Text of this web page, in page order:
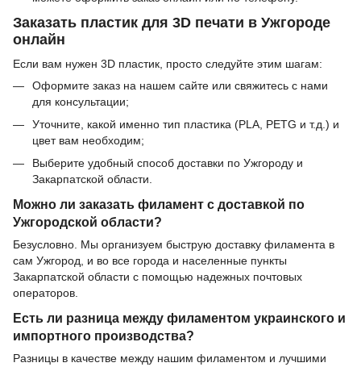
Заказать пластик для 3D печати в Ужгороде
онлайн
Если вам нужен 3D пластик, просто следуйте этим шагам:
Оформите заказ на нашем сайте или свяжитесь с нами
для консультации;
Уточните, какой именно тип пластика (PLA, PETG и т.д.) и
цвет вам необходим;
Выберите удобный способ доставки по Ужгороду и
Закарпатской области.
Можно ли заказать филамент с доставкой по
Ужгородской области?
Безусловно. Мы организуем быструю доставку филамента в
сам Ужгород, и во все города и населенные пункты
Закарпатской области с помощью надежных почтовых
операторов.
Есть ли разница между филаментом украинского и
импортного производства?
Разницы в качестве между нашим филаментом и лучшими